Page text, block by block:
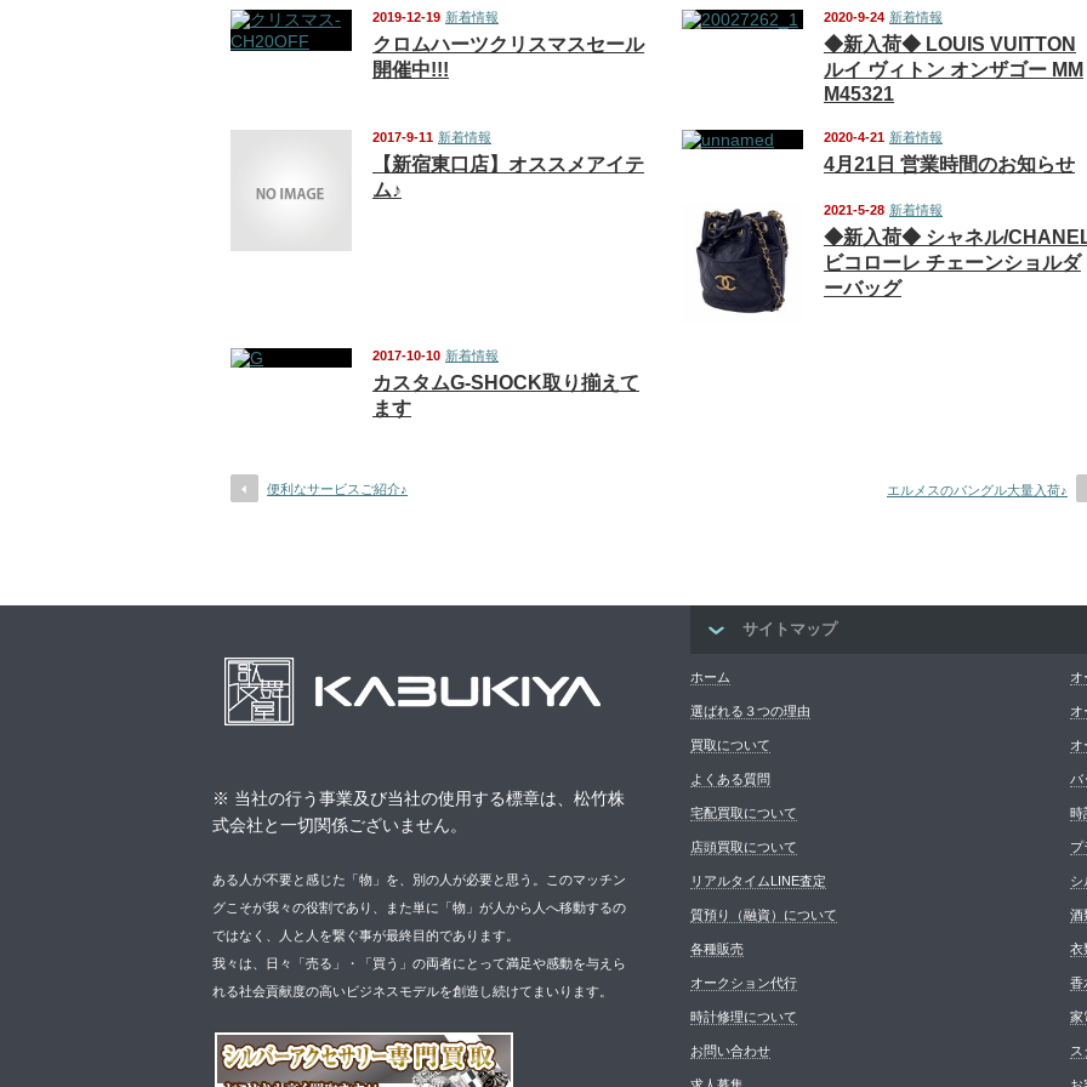
2019-12-19 新着情報
クロムハーツクリスマスセール
開催中!!!
2020-9-24 新着情報
◆新入荷◆ LOUIS VUITTON
ルイ ヴィトン オンザゴー MM
M45321
2017-9-11 新着情報
【新宿東口店】オススメアイテ
ム♪
2020-4-21 新着情報
4月21日 営業時間のお知らせ
2021-5-28 新着情報
◆新入荷◆ シャネル/
ビコローレ チェーンショルダ
ーバッグ
2017-10-10 新着情報
カスタムG-SHOCK取り揃えて
ます
便利なサービスご紹介♪ エルメスのバングル大量入荷♪
サイトマップ
ホーム
選ばれる３つの理由
買取について
よくある質問
宅配買取について
店頭買取について
リアルタイムLINE査定
質預り（融資）について
各種販売
オークション代行
時計修理について
お問い合わせ
オ
オ
オ
バ
時
プ
シ
酒
衣
香
家
ス
※ 当社の行う事業及び当社の使用する標章は、松竹株
式会社と一切関係ございません。
ある人が不要と感じた「物」を、別の人が必要と思う。このマッチン
グこそが我々の役割であり、また単に「物」が人から人へ移動するの
ではなく、人と人を繋ぐ事が最終目的であります。
我々は、日々「売る」・「買う」の両者にとって満足や感動を与えら
れる社会貢献度の高いビジネスモデルを創造し続けてまいります。